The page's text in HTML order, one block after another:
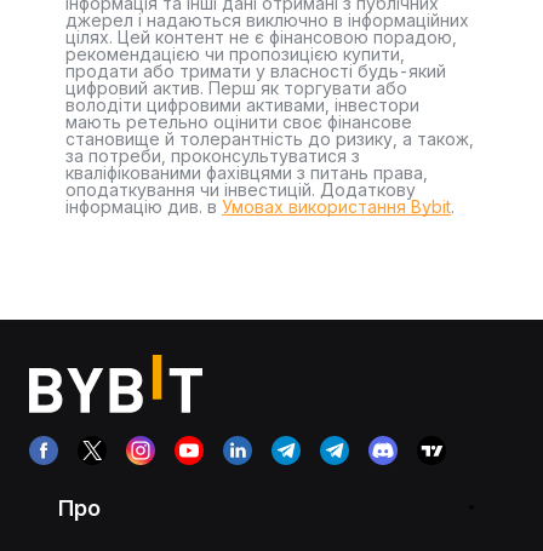
джерел і надаються виключно в інформаційних
цілях. Цей контент не є фінансовою порадою,
рекомендацією чи пропозицією купити,
продати або тримати у власності будь-який
цифровий актив. Перш як торгувати або
володіти цифровими активами, інвестори
мають ретельно оцінити своє фінансове
становище й толерантність до ризику, а також,
за потреби, проконсультуватися з
кваліфікованими фахівцями з питань права,
оподаткування чи інвестицій. Додаткову
інформацію див. в Умовах використання Bybit.
Про